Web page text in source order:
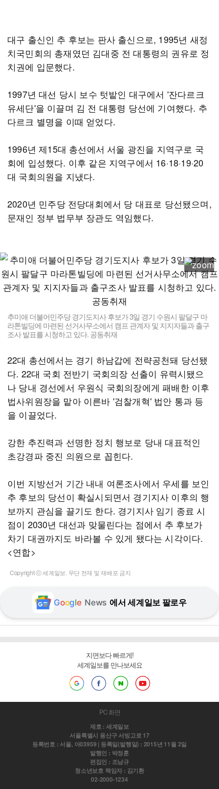
대구 출신인 추 후보는 판사 출신으로, 1995년 새정
치국민회의 총재였던 김대중 전 대통령의 권유로 정
치권에 입문했다.
1997년 대선 당시 보수 텃밭인 대구에서 '잔다르크
유세단'을 이끌며 김 전 대통령 당선에 기여했다. 추
다르크 별명을 이때 얻었다.
1996년 제15대 총선에서 서울 광진을 지역구로 국
회에 입성했다. 이후 같은 지역구에서 16·18·19·20
대 국회의원을 지냈다.
2020년 민주당 전당대회에서 당 대표로 당선됐으며,
문재인 정부 법무부 장관도 역임했다.
추미애 더불어민주당 경기도지사 후보가 3일 경기 수원시 팔달구 마
라톤빌딩에 마련된 선거사무소에서 캠프 관계자 및 지지자들과 출구
조사 발표를 시청하고 있다. 공동취재
22대 총선에서는 경기 하남갑에 전략공천돼 당선됐
다. 22대 국회 전반기 국회의장 선출이 유력시됐으
나 당내 경선에서 우원식 국회의장에게 패배한 이후
법사위원장을 맡아 이른바 '검찰개혁' 법안 통과 등
을 이끌었다.
강한 추진력과 선명한 정치 행보로 당내 대표적인
초강경파 중진 의원으로 꼽힌다.
이번 지방선거 기간 내내 여론조사에서 우세를 보인
추 후보의 당선이 확실시되면서 경기지사 이후의 행
보까지 관심을 끌기도 한다. 경기지사 임기 종료 시
점이 2030년 대선과 맞물린다는 점에서 추 후보가
차기 대권까지도 바라볼 수 있게 됐다는 시각이다.
<연합>
Copyright ⓒ 세계일보. 무단 전재 및 재배포 금지
Google News 에서 세계일보 팔로우
지면보다 빠르게!
세계일보를 만나보세요
PC 화면
제호 : 세계일보
서울특별시 용산구 서빙고로 17
등록번호 : 서울, 아03959 | 등록일(발행일) : 2015년 11월 2일
발행인 : 박정훈
편집인 : 조남규
청소년보호 책임자 : 김기환
02-2000-1234